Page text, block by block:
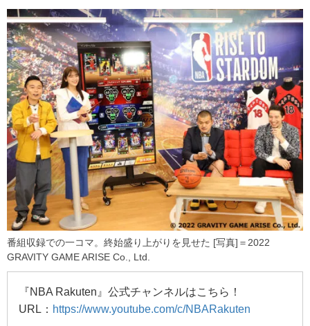
番組収録での一コマ。終始盛り上がりを見せた [写真]＝2022
GRAVITY GAME ARISE Co., Ltd.
『NBA Rakuten』公式チャンネルはこちら！
URL： https://www.youtube.com/c/NBARakuten